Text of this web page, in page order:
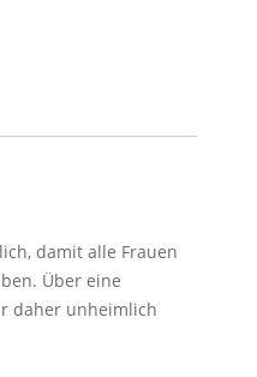
damit alle Frauen
Über eine
daher unheimlich